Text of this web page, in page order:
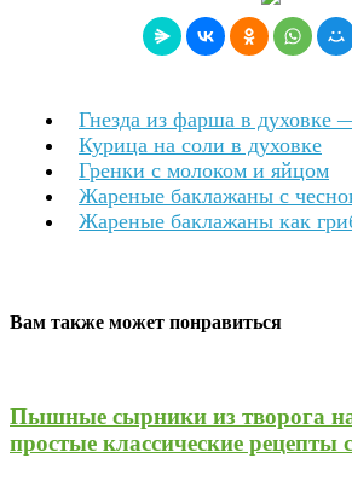
Гнезда из фарша в духовке
Курица на соли в духовке
Гренки с молоком и яйцом
Жареные баклажаны с
Жареные баклажаны как
Вам также может понравиться
Пышные сырники из творога
простые классические рецепты